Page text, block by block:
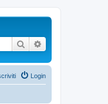
Cerca
Login